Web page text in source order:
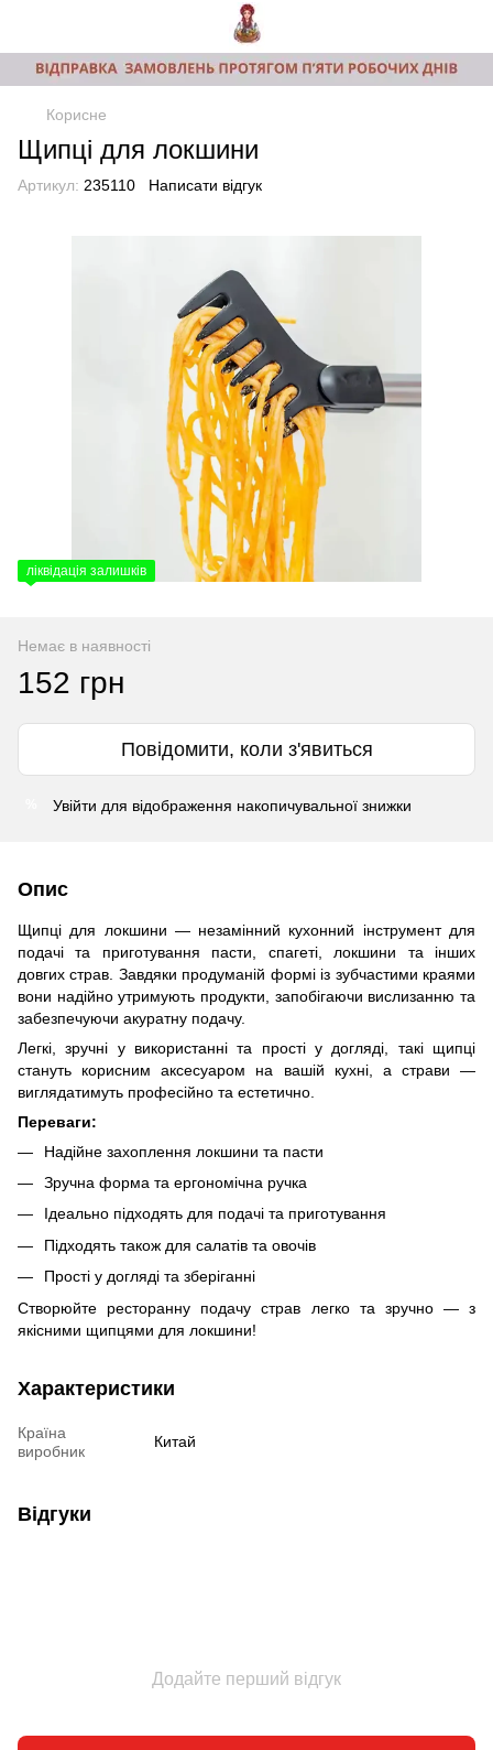
Корисне
Щипці для локшини
Артикул: 235110 Написати відгук
ліквідація залишків
Немає в наявності
152 грн
Повідомити, коли з'явиться
Увійти для відображення накопичувальної знижки
Опис
Щипці для локшини — незамінний кухонний інструмент для
подачі та приготування пасти, спагеті, локшини та інших
довгих страв. Завдяки продуманій формі із зубчастими краями
вони надійно утримують продукти, запобігаючи вислизанню та
забезпечуючи акуратну подачу.
Легкі, зручні у використанні та прості у догляді, такі щипці
стануть корисним аксесуаром на вашій кухні, а страви —
виглядатимуть професійно та естетично.
Переваги:
Надійне захоплення локшини та пасти
Зручна форма та ергономічна ручка
Ідеально підходять для подачі та приготування
Підходять також для салатів та овочів
Прості у догляді та зберіганні
Створюйте ресторанну подачу страв легко та зручно — з
якісними щипцями для локшини!
Характеристики
Країна
виробник
Китай
Відгуки
Додайте перший відгук